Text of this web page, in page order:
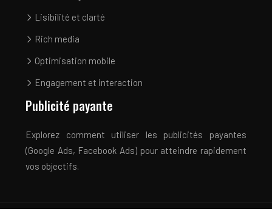
Lisibilité et clarté
Rich media
Optimisation mobile
Engagement et interaction
Publicité payante
Explorez comment utiliser les publicités payantes
(Google Ads, Facebook Ads) pour atteindre rapidement
vos objectifs.